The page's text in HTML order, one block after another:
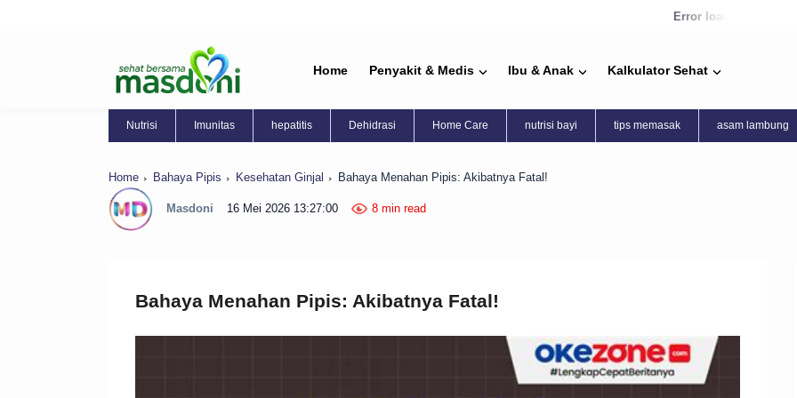
Error loading news
Home Penyakit & Medis Ibu & Anak Kalkulator Sehat
Nutrisi Imunitas hepatitis Dehidrasi Home Care nutrisi bayi tips memasak asam lambung
Home Bahaya Pipis Kesehatan Ginjal Bahaya Menahan Pipis: Akibatnya Fatal!
Masdoni 16 Mei 2026 13:27:00 8 min read
Bahaya Menahan Pipis: Akibatnya Fatal!